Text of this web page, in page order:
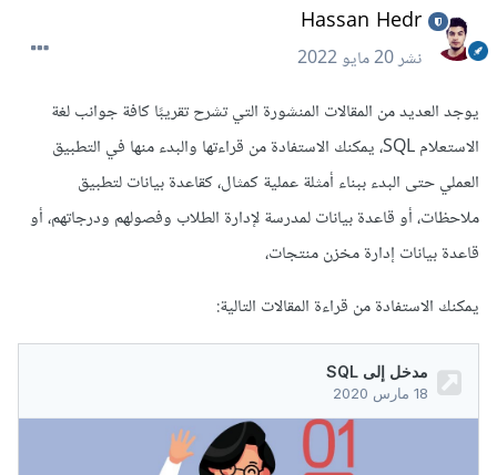
Hassan Hedr
نشر20 مايو 2022
يوجد العديد من المقالات المنشورة التي تشرح تقريبًا كافة جوانب لغة
الاستعلام SQL، يمكنك الاستفادة من قراءتها والبدء منها في التطبيق
العملي حتى البدء ببناء أمثلة عملية كمثال، كقاعدة بيانات لتطبيق
ملاحظات، أو قاعدة بيانات لمدرسة لإدارة الطلاب وفصولهم ودرجاتهم، أو
قاعدة بيانات إدارة مخزن منتجات،
يمكنك الاستفادة من قراءة المقالات التالية: